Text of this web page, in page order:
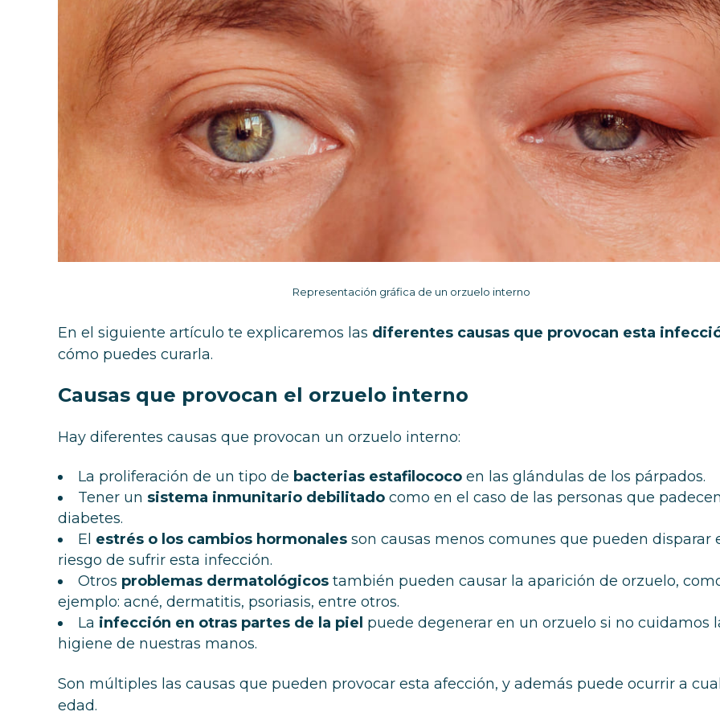
Representación gráfica de un orzuelo interno
En el siguiente artículo te explicaremos las diferentes causas que provocan esta
cómo puedes curarla.
Causas que provocan el orzuelo interno
Hay diferentes causas que provocan un orzuelo interno:
La proliferación de un tipo de bacterias estafilococo en las glándulas de los párpados.
Tener un sistema inmunitario debilitado como en el caso de las personas que
diabetes.
El estrés o los cambios hormonales son causas menos comunes que pueden disparar
riesgo de sufrir esta infección.
Otros problemas dermatológicos también pueden causar la aparición de orzuelo,
ejemplo: acné, dermatitis, psoriasis, entre otros.
La infección en otras partes de la piel puede degenerar en un orzuelo si no cuidamos
higiene de nuestras manos.
Son múltiples las causas que pueden provocar esta afección, y además puede ocurrir a
edad.